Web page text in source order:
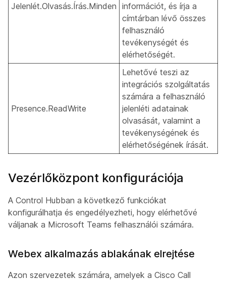
Jelenlét.Olvasás.Írás.Minden információt, és írja a
címtárban lévő összes
felhasználó
tevékenységét és
elérhetőségét.
Presence.ReadWrite
Lehetővé teszi az
integrációs szolgáltatás
számára a felhasználó
jelenléti adatainak
olvasását, valamint a
tevékenységének és
elérhetőségének írását.
Vezérlőközpont konfigurációja
A Control Hubban a következő funkciókat
konfigurálhatja és engedélyezheti, hogy elérhetővé
váljanak a Microsoft Teams felhasználói számára.
Webex alkalmazás ablakának elrejtése
Azon szervezetek számára, amelyek a Cisco Call